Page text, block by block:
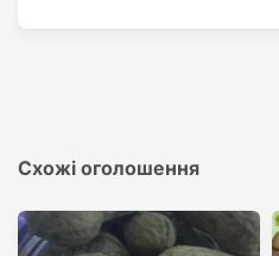
Схожі оголошення